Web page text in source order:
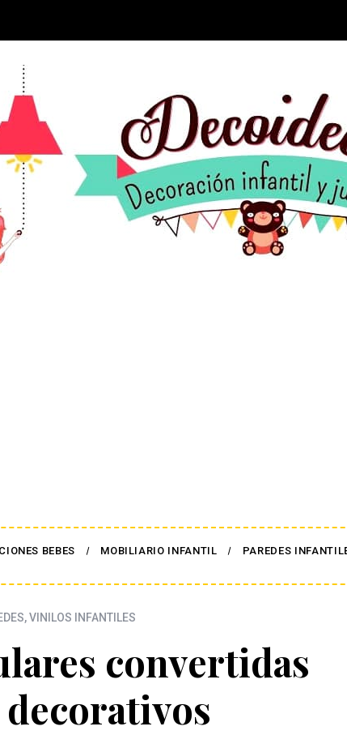
BEBES MOBILIARIO INFANTIL PAREDES
,VINILOS INFANTILES
convertidas